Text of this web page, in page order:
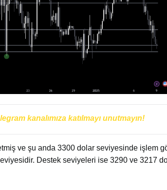
kanalımıza katılmayı unutmayın!
ve şu anda 3300 dolar seviyesinde işlem
Destek seviyeleri ise 3290 ve 3217